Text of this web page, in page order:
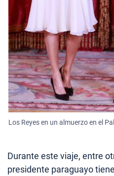
Los Reyes en un almuerzo en el
Durante este viaje, entre
presidente paraguayo